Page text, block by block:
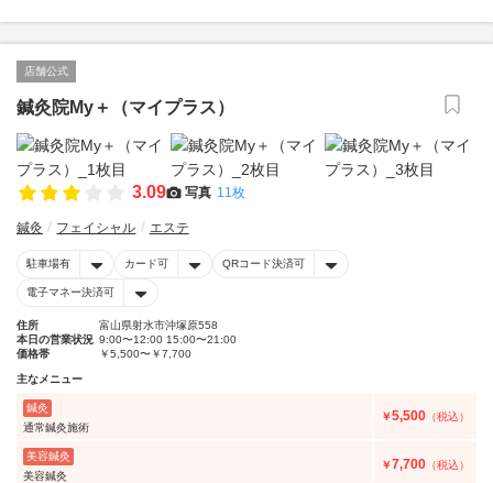
店舗公式
鍼灸院My＋（マイプラス）
3.09 写真 11枚
鍼灸 フェイシャル エステ
駐車場有 カード可 QRコード決済可
電子マネー決済可
住所
富山県射水市沖塚原558
本日の営業状況 9:00〜12:00 15:00〜21:00
価格帯
￥5,500〜￥7,700
主なメニュー
鍼灸
通常鍼灸施術
￥5,500 （税込）
美容鍼灸
美容鍼灸
￥7,700 （税込）